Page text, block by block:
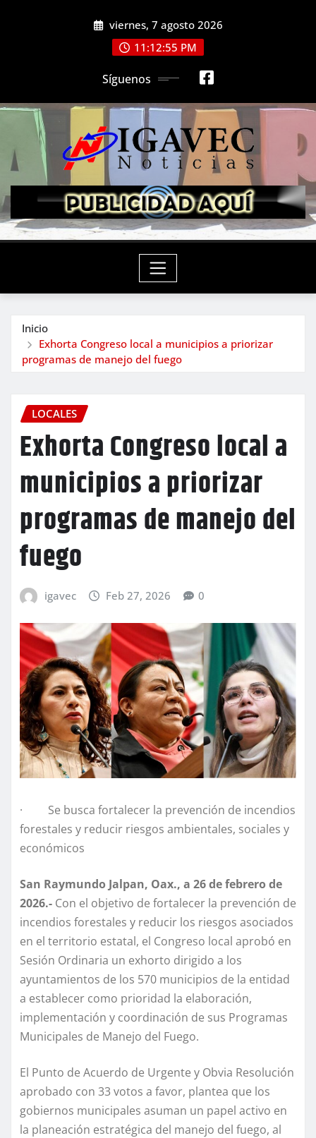
viernes, 7 agosto 2026
11:12:57 PM
Síguenos
Inicio
Exhorta Congreso local a municipios a priorizar
programas de manejo del fuego
LOCALES
Exhorta Congreso local a
municipios a priorizar
programas de manejo del
fuego
igavec Feb 27, 2026 0
· Se busca fortalecer la prevención de incendios
forestales y reducir riesgos ambientales, sociales y
económicos
San Raymundo Jalpan, Oax., a 26 de febrero de
2026.- Con el objetivo de fortalecer la prevención de
incendios forestales y reducir los riesgos asociados
en el territorio estatal, el Congreso local aprobó en
Sesión Ordinaria un exhorto dirigido a los
ayuntamientos de los 570 municipios de la entidad
a establecer como prioridad la elaboración,
implementación y coordinación de sus Programas
Municipales de Manejo del Fuego.
El Punto de Acuerdo de Urgente y Obvia Resolución
aprobado con 33 votos a favor, plantea que los
gobiernos municipales asuman un papel activo en
la planeación estratégica del manejo del fuego, al